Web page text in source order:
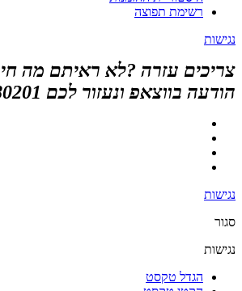
רשימת תפוצה
נגישות
צריכים עזרה ?לא ראיתם מה
הודעה בווצאפ ונעזור לכם 0533380201 אליס
נגישות
סגור
נגישות
הגדל טקסט